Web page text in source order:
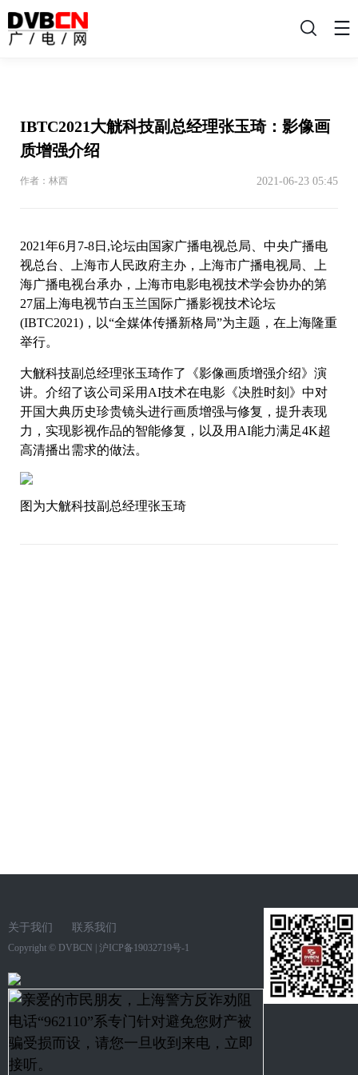
搜
IBTC2021大觥科技副总经理张玉琦：影像画
质增强介绍
作者：林西 2021-06-23 05:45
2021年6月7-8日,论坛由国家广播电视总局、中央广播电
视总台、上海市人民政府主办，上海市广播电视局、上
海广播电视台承办，上海市电影电视技术学会协办的第
27届上海电视节白玉兰国际广播影视技术论坛
(IBTC2021)，以“全媒体传播新格局”为主题，在上海隆重
举行。
大觥科技副总经理张玉琦作了《影像画质增强介绍》演
讲。介绍了该公司采用AI技术在电影《决胜时刻》中对
开国大典历史珍贵镜头进行画质增强与修复，提升表现
力，实现影视作品的智能修复，以及用AI能力满足4K超
高清播出需求的做法。
图为大觥科技副总经理张玉琦
关于我们 联系我们
Copyright © DVBCN | 沪ICP备19032719号-1